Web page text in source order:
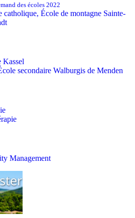
des écoles 2022
catholique, École de montagne Sainte-
Kassel
secondaire Walburgis de Menden
Management